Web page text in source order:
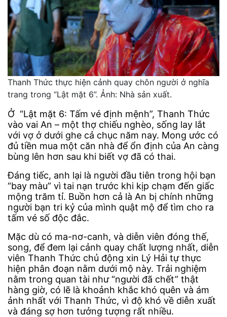
Thanh Thức thực hiện cảnh quay chôn người ở nghĩa
trang trong “Lật mặt 6”. Ảnh: Nhà sản xuất.
Ở “Lật mặt 6: Tấm vé định mệnh”, Thanh Thức
vào vai An – một thợ chiếu nghèo, sống lay lắt
với vợ ở dưới ghe cả chục năm nay. Mong ước có
đủ tiền mua một căn nhà để ổn định của An càng
bùng lên hơn sau khi biết vợ đã có thai.
Đáng tiếc, anh lại là người đầu tiên trong hội bạn
“bay màu” vì tai nạn trước khi kịp chạm đến giấc
mộng trăm tỉ. Buồn hơn cả là An bị chính những
người bạn tri kỷ của mình quật mộ để tìm cho ra
tấm vé số độc đắc.
Mặc dù có ma-nơ-canh, và diễn viên đóng thế,
song, để đem lại cảnh quay chất lượng nhất, diễn
viên Thanh Thức chủ động xin Lý Hải tự thực
hiện phân đoạn nằm dưới mộ này. Trải nghiệm
nằm trong quan tài như “người đã chết” thật
hàng giờ, có lẽ là khoảnh khắc khó quên và ám
ảnh nhất với Thanh Thức, vì độ khó về diễn xuất
và đáng sợ hơn tưởng tượng rất nhiều.